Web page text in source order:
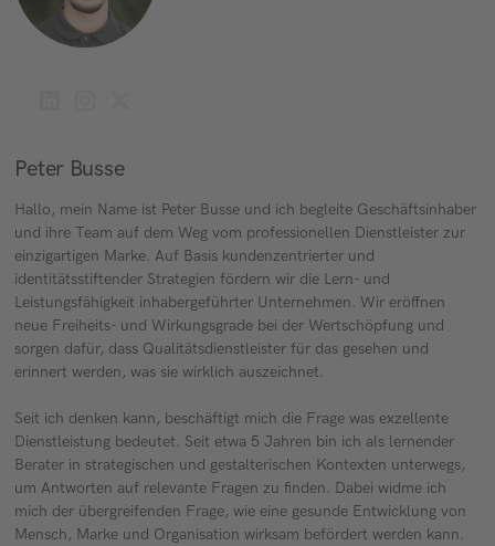
Peter Busse
Hallo, mein Name ist Peter Busse und ich begleite Geschäftsinhaber
und ihre Team auf dem Weg vom professionellen Dienstleister zur
einzigartigen Marke. Auf Basis kundenzentrierter und
identitätsstiftender Strategien fördern wir die Lern- und
Leistungsfähigkeit inhabergeführter Unternehmen. Wir eröffnen
neue Freiheits- und Wirkungsgrade bei der Wertschöpfung und
sorgen dafür, dass Qualitätsdienstleister für das gesehen und
erinnert werden, was sie wirklich auszeichnet.
Seit ich denken kann, beschäftigt mich die Frage was exzellente
Dienstleistung bedeutet. Seit etwa 5 Jahren bin ich als lernender
Berater in strategischen und gestalterischen Kontexten unterwegs,
um Antworten auf relevante Fragen zu finden. Dabei widme ich
mich der übergreifenden Frage, wie eine gesunde Entwicklung von
Mensch, Marke und Organisation wirksam befördert werden kann.